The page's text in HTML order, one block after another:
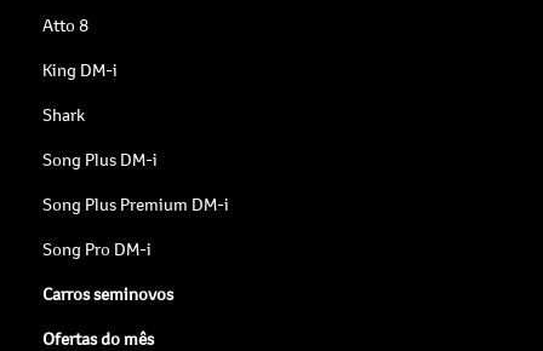
Atto 8
King DM-i
Shark
Song Plus DM-i
Song Plus Premium DM-i
Song Pro DM-i
Carros seminovos
Ofertas do mês